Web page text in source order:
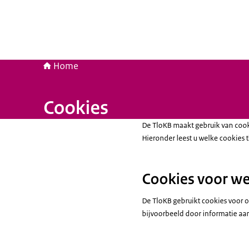
Home
Cookies
De TloKB maakt gebruik van
Hieronder leest u welke
Cookies voor
De TloKB gebruikt cookies voor
bijvoorbeeld door informatie